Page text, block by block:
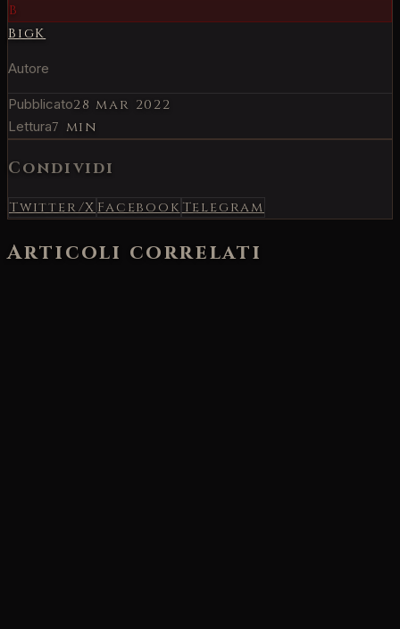
B
BigK
Autore
Pubblicato28 mar 2022
Lettura7 min
Condividi
Twitter/XFacebookTelegram
Articoli correlati